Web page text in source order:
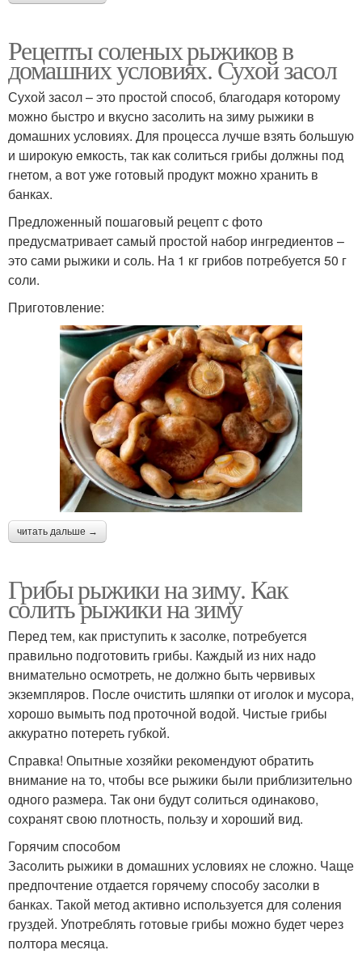
Рецепты соленых рыжиков в
домашних условиях. Сухой засол
Сухой засол – это простой способ, благодаря которому
можно быстро и вкусно засолить на зиму рыжики в
домашних условиях. Для процесса лучше взять большую
и широкую емкость, так как солиться грибы должны под
гнетом, а вот уже готовый продукт можно хранить в
банках.
Предложенный пошаговый рецепт с фото
предусматривает самый простой набор ингредиентов –
это сами рыжики и соль. На 1 кг грибов потребуется 50 г
соли.
Приготовление:
читать дальше →
Грибы рыжики на зиму. Как
солить рыжики на зиму
Перед тем, как приступить к засолке, потребуется
правильно подготовить грибы. Каждый из них надо
внимательно осмотреть, не должно быть червивых
экземпляров. После очистить шляпки от иголок и мусора,
хорошо вымыть под проточной водой. Чистые грибы
аккуратно потереть губкой.
Справка! Опытные хозяйки рекомендуют обратить
внимание на то, чтобы все рыжики были приблизительно
одного размера. Так они будут солиться одинаково,
сохранят свою плотность, пользу и хороший вид.
Горячим способом
Засолить рыжики в домашних условиях не сложно. Чаще
предпочтение отдается горячему способу засолки в
банках. Такой метод активно используется для соления
груздей. Употреблять готовые грибы можно будет через
полтора месяца.